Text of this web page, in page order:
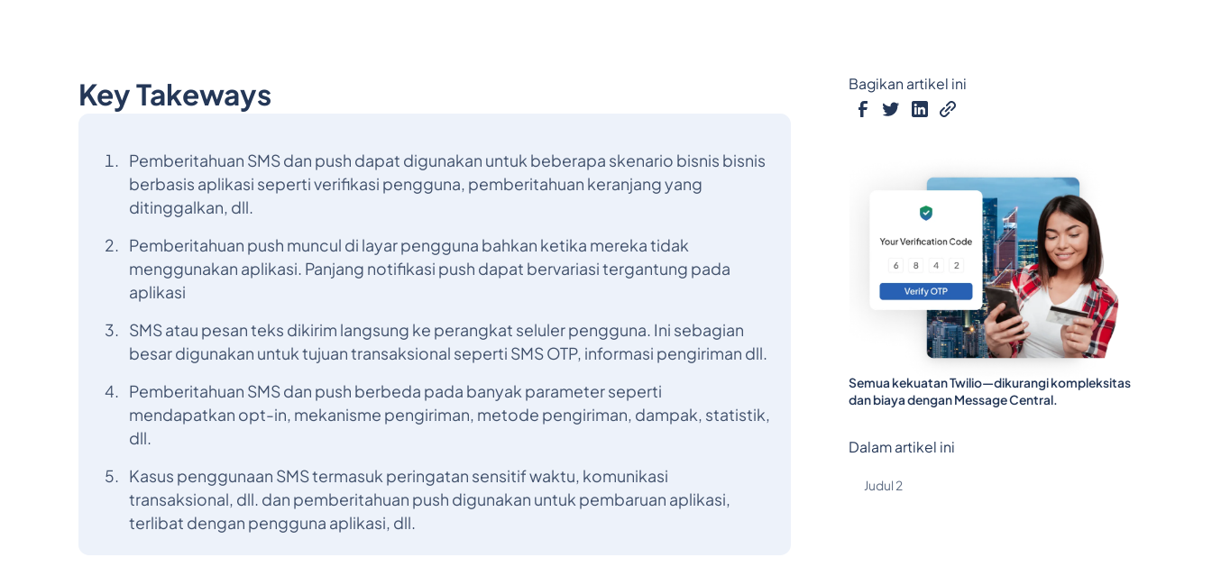
Key Takeways
Pemberitahuan SMS dan push dapat digunakan untuk beberapa skenario bisnis bisnis
berbasis aplikasi seperti verifikasi pengguna, pemberitahuan keranjang yang
ditinggalkan, dll.
Pemberitahuan push muncul di layar pengguna bahkan ketika mereka tidak
menggunakan aplikasi. Panjang notifikasi push dapat bervariasi tergantung pada
aplikasi
SMS atau pesan teks dikirim langsung ke perangkat seluler pengguna. Ini sebagian
besar digunakan untuk tujuan transaksional seperti SMS OTP, informasi pengiriman dll.
Pemberitahuan SMS dan push berbeda pada banyak parameter seperti
mendapatkan opt-in, mekanisme pengiriman, metode pengiriman, dampak, statistik,
dll.
Kasus penggunaan SMS termasuk peringatan sensitif waktu, komunikasi
transaksional, dll. dan pemberitahuan push digunakan untuk pembaruan aplikasi,
terlibat dengan pengguna aplikasi, dll.
Bagikan artikel ini
Semua kekuatan Twilio—dikurangi kompleksitas
dan biaya dengan Message Central.
Dalam artikel ini
Judul 2